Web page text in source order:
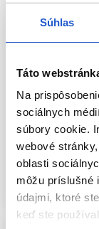
Súhlas
Táto
Na
sociálnych
súbory cookie.
webové
oblasti
môžu príslušné
údajmi, ktoré
keď ste
Reuzel Shave
Reuzel
Kadernícke potreby
10.60 €
Mám
Aktuálne